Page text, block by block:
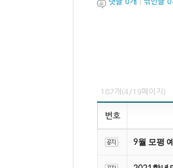
댓글 0개 엮인글 0
187개(4/19페이지)
번호
9월 모평